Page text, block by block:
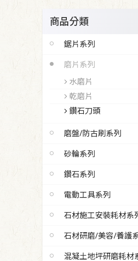
商品分類
鋸片系列
磨片系列
水磨片
乾磨片
鑽石刀頭
磨盤/防古刷系列
砂輪系列
鑽石系列
電動工具系列
石材施工安裝耗材系
石材研磨/美容/養護
混凝土地坪研磨耗材